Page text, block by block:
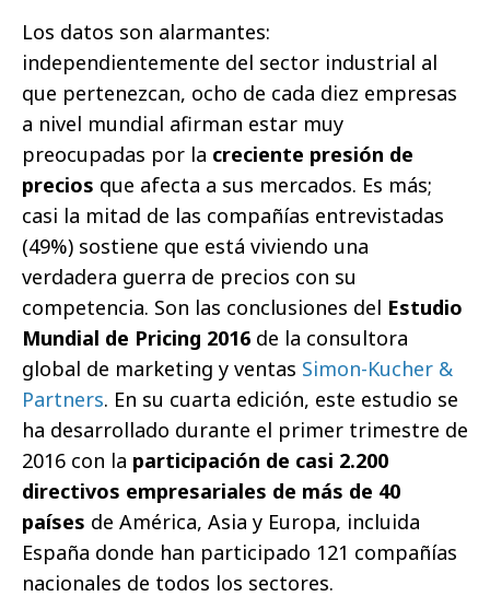
Los datos son alarmantes:
independientemente del sector industrial al
que pertenezcan, ocho de cada diez empresas
a nivel mundial afirman estar muy
preocupadas por la creciente presión de
precios que afecta a sus mercados. Es más;
casi la mitad de las compañías entrevistadas
(49%) sostiene que está viviendo una
verdadera guerra de precios con su
competencia. Son las conclusiones del Estudio
Mundial de Pricing 2016 de la consultora
global de marketing y ventas Simon-Kucher &
Partners. En su cuarta edición, este estudio se
ha desarrollado durante el primer trimestre de
2016 con la participación de casi 2.200
directivos empresariales de más de 40
países de América, Asia y Europa, incluida
España donde han participado 121 compañías
nacionales de todos los sectores.